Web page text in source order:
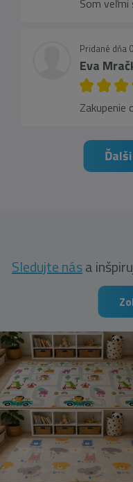
Som veľmi
Pridané dňa
Eva
Zakupenie
Sledujte nása